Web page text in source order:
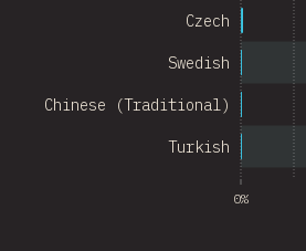
0%
Turkish
Chinese (Traditional)
Swedish
Czech